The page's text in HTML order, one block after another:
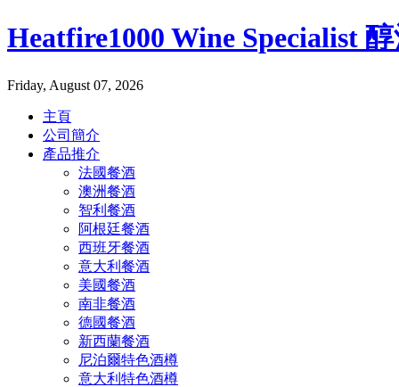
Heatfire1000 Wine Specialist
Friday, August 07, 2026
主頁
公司簡介
產品推介
法國餐酒
澳洲餐酒
智利餐酒
阿根廷餐酒
西班牙餐酒
意大利餐酒
美國餐酒
南非餐酒
德國餐酒
新西蘭餐酒
尼泊爾特色酒樽
意大利特色酒樽